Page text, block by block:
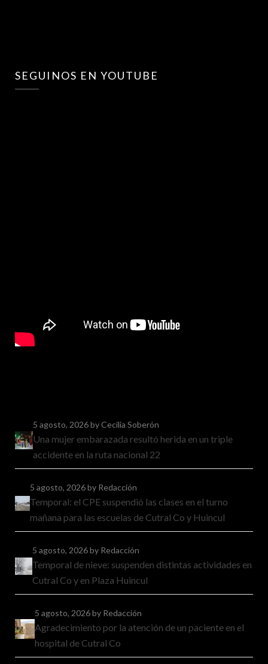
SEGUINOS EN YOUTUBE
5 agosto, 2026by Cecilia Soberón
Una mujer embarazada resultó herida en un triple
accidente en la ruta nacional 22
5 agosto, 2026by Redacción
Temporal: el CPE suspendió las clases en el turno
mañana para las escuelas de Cutral Co y Huincul
5 agosto, 2026by Redacción
Temporal de nieve: suspenden distintas actividades en
Cutral Co y en Plaza Huincul
5 agosto, 2026by Redacción
Agradecimiento por la atención de un paciente en el
hospital de Cutral Co